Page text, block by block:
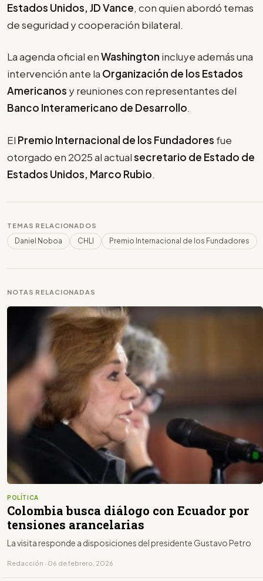
Estados Unidos, JD Vance, con quien abordó temas
de seguridad y cooperación bilateral.
La agenda oficial enWashington incluye además una
intervención ante la Organización de los Estados
Americanos y reuniones con representantes del
Banco Interamericano de Desarrollo.
El Premio Internacional de los Fundadores fue
otorgado en 2025 al actualsecretario de Estado de
Estados Unidos, Marco Rubio.
TEMAS RELACIONADOS
Daniel Noboa CHLI Premio Internacional de los Fundadores
NOTAS RELACIONADAS
POLÍTICA
Colombia busca diálogo con Ecuador por
tensiones arancelarias
La visita responde a disposiciones del presidente Gustavo Petro
Redacción · 06 de febrero, 2026